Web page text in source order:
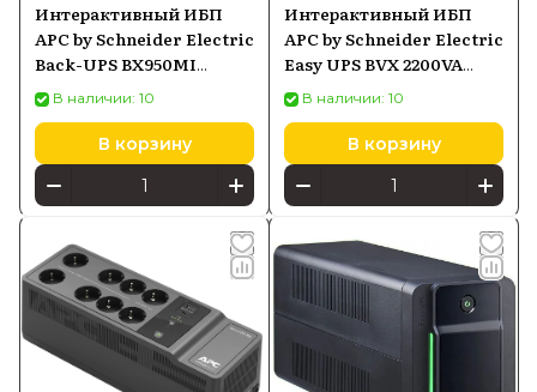
Интерактивный ИБП
APC by Schneider Electric
Back-UPS BX950MI
черный
В наличии: 10
В корзину
Интерактивный ИБП
APC by Schneider Electric
Easy UPS BVX 2200VA
(BVX2200LI-GR) черный
В наличии: 10
В корзину